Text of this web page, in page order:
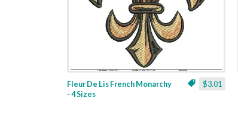
$3.01
Fleur De Lis French Monarchy
- 4 Sizes